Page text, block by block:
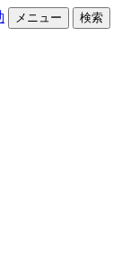
メニュー 検索